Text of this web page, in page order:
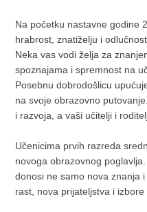
Na početku nastavne godine
hrabrost, znatiželju i
Neka vas vodi želja za
spoznajama i spremnost na
Posebnu dobrodošlicu
na svoje obrazovno
i razvoja, a vaši učitelji i
Učenicima prvih razreda
novoga obrazovnog
donosi ne samo nova znanja
rast, nova prijateljstva i